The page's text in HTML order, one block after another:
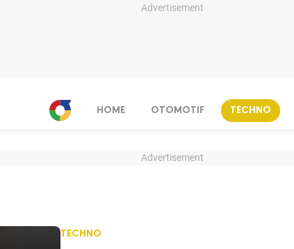
Advertisement
HOME OTOMOTIF TECHNO
Advertisement
TECHNO